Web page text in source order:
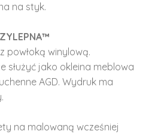
na styk.
powłoką winylową.
służyć jako okleina meblowa
AGD. Wydruk ma
na malowaną wcześniej